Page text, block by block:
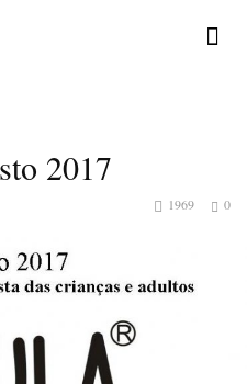
2017
0
1969